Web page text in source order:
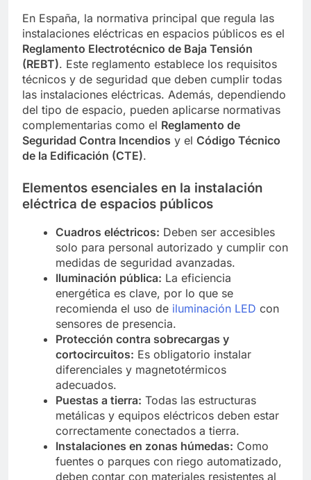
En España, la normativa principal que regula las
instalaciones eléctricas en espacios públicos es el
Reglamento Electrotécnico de Baja Tensión
(REBT). Este reglamento establece los requisitos
técnicos y de seguridad que deben cumplir todas
las instalaciones eléctricas. Además, dependiendo
del tipo de espacio, pueden aplicarse normativas
complementarias como el Reglamento de
Seguridad Contra Incendios y el Código Técnico
de la Edificación (CTE).
Elementos esenciales en la instalación
eléctrica de espacios públicos
Cuadros eléctricos: Deben ser accesibles
solo para personal autorizado y cumplir con
medidas de seguridad avanzadas.
Iluminación pública: La eficiencia
energética es clave, por lo que se
recomienda el uso de iluminación LED con
sensores de presencia.
Protección contra sobrecargas y
cortocircuitos: Es obligatorio instalar
diferenciales y magnetotérmicos
adecuados.
Puestas a tierra: Todas las estructuras
metálicas y equipos eléctricos deben estar
correctamente conectados a tierra.
Instalaciones en zonas húmedas: Como
fuentes o parques con riego automatizado,
deben contar con materiales resistentes al